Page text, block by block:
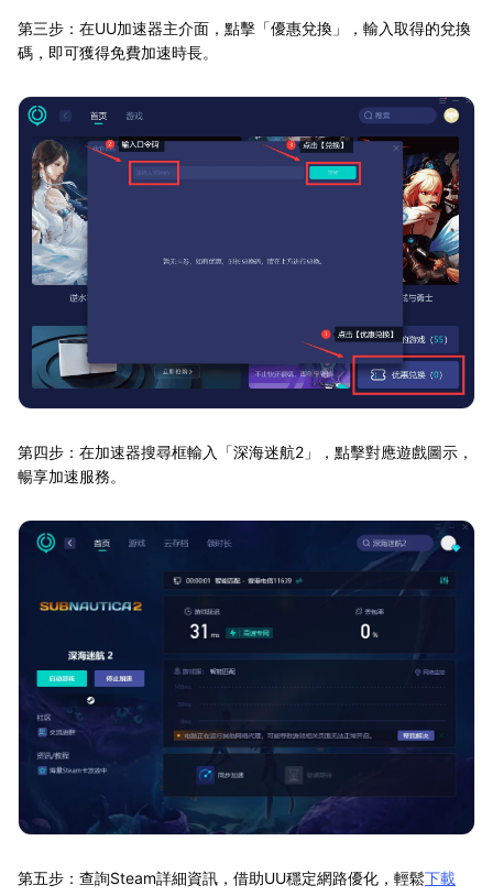
第三步：在UU加速器主介面，點擊「優惠兌換」，輸入取得的兌換
碼，即可獲得免費加速時長。
第四步：在加速器搜尋框輸入「深海迷航2」，點擊對應遊戲圖示，
暢享加速服務。
第五步：查詢Steam詳細資訊，借助UU穩定網路優化，輕鬆下載